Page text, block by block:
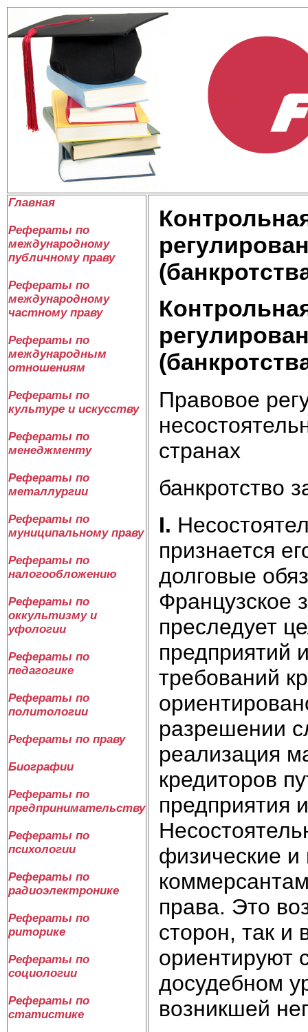
Главная
Рефераты по
международному
публичному праву
Рефераты по
международному
частному праву
Рефераты по
международным
отношениям
Рефераты по
культуре и искусству
Рефераты по
менеджменту
Рефераты по
металлургии
Рефераты по
муниципальному праву
Рефераты по
налогообложению
Рефераты по
оккультизму и
уфологии
Рефераты по
педагогике
Рефераты по
политологии
Рефераты по праву
Биографии
Рефераты по
предпринимательству
Рефераты по
психологии
Рефераты по
радиоэлектронике
Рефераты по
риторике
Рефераты по
социологии
Рефераты по
статистике
Правовое
странах
банкротство
I.
признается
долговые
Французское
преследует
предприятий
требований
разрешении
реализация
кредиторов
предприятия
физические
права. Это
сторон, так и
ориентируют
досудебном
возникшей